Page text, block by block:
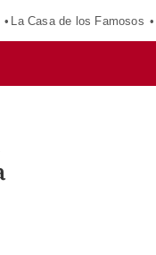
La Casa de los Famosos